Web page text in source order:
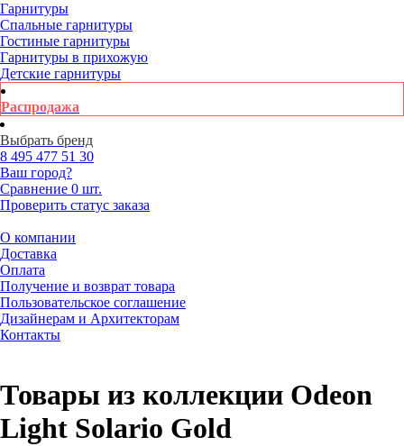
Гарнитуры
Спальные гарнитуры
Гостиные гарнитуры
Гарнитуры в прихожую
Детские гарнитуры
Распродажа
Выбрать бренд
8 495 477 51 30
Ваш город?
Сравнение 0 шт.
Проверить статус заказа
О компании
Доставка
Оплата
Получение и возврат товара
Пользовательское соглашение
Дизайнерам и Архитекторам
Контакты
Товары из коллекции Odeon
Light Solario Gold